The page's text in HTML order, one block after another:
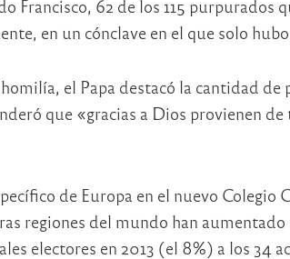
Francisco, 62 de los 115 purpurados
en un cónclave en el que solo
el Papa destacó la cantidad
que «gracias a Dios provienen
de Europa en el nuevo Colegio
regiones del mundo han
electores en 2013 (el 8%) a los 34